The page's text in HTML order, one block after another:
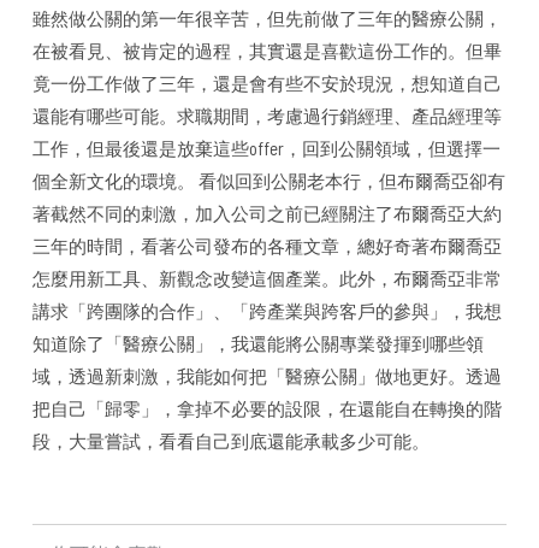
雖然做公關的第一年很辛苦，但先前做了三年的醫療公關，
在被看見、被肯定的過程，其實還是喜歡這份工作的。但畢
竟一份工作做了三年，還是會有些不安於現況，想知道自己
還能有哪些可能。求職期間，考慮過行銷經理、產品經理等
工作，但最後還是放棄這些offer，回到公關領域，但選擇一
個全新文化的環境。 看似回到公關老本行，但布爾喬亞卻有
著截然不同的刺激，加入公司之前已經關注了布爾喬亞大約
三年的時間，看著公司發布的各種文章，總好奇著布爾喬亞
怎麼用新工具、新觀念改變這個產業。此外，布爾喬亞非常
講求「跨團隊的合作」、「跨產業與跨客戶的參與」，我想
知道除了「醫療公關」，我還能將公關專業發揮到哪些領
域，透過新刺激，我能如何把「醫療公關」做地更好。透過
把自己「歸零」，拿掉不必要的設限，在還能自在轉換的階
段，大量嘗試，看看自己到底還能承載多少可能。